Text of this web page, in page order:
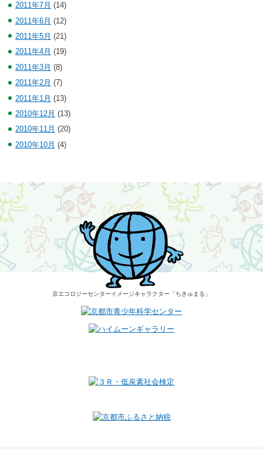
2011年7月 (14)
2011年6月 (12)
2011年5月 (21)
2011年4月 (19)
2011年3月 (8)
2011年2月 (7)
2011年1月 (13)
2010年12月 (13)
2010年11月 (20)
2010年10月 (4)
京エコロジーセンターイメージキャラクター 「ちきゅまる」